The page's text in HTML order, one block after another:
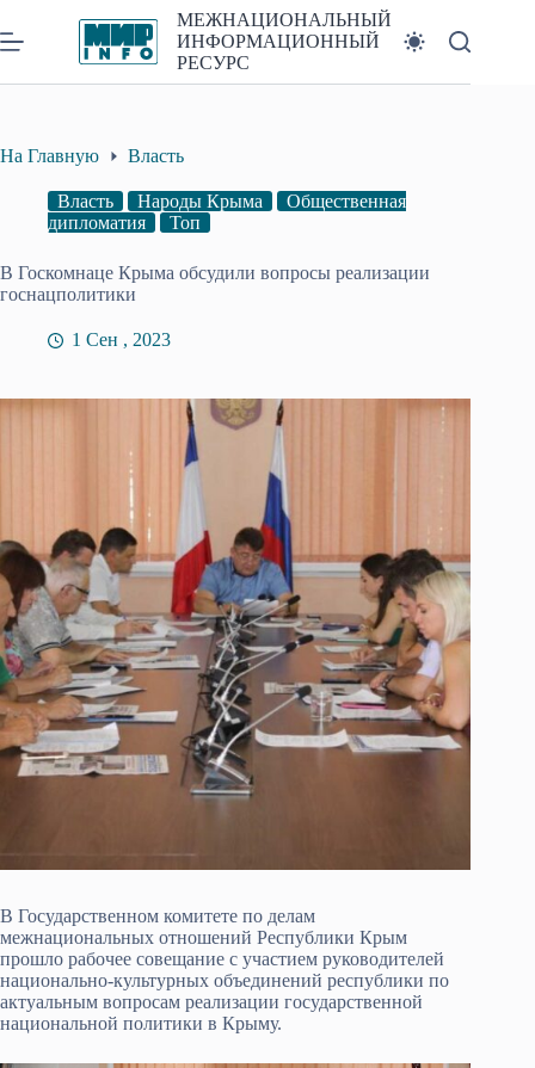
к
сути
МЕЖНАЦИОНАЛЬНЫЙ
ИНФОРМАЦИОННЫЙ
РЕСУРС
На Главную Власть
Власть Народы Крыма
Общественная
дипломатия
Топ
В Госкомнаце Крыма обсудили вопросы реализации
госнацполитики
1 Сен , 2023
В Государственном комитете по делам
межнациональных отношений Республики Крым
прошло рабочее совещание с участием руководителей
национально-культурных объединений республики по
актуальным вопросам реализации государственной
национальной политики в Крыму.